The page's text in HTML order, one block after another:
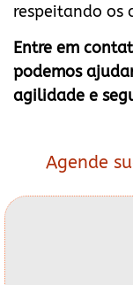
respeitando os
Entre em
podemos
agilidade e
Agende